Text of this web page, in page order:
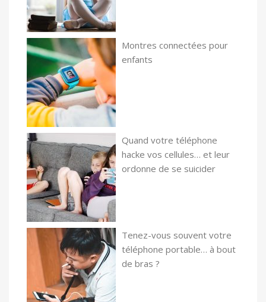
Montres connectées pour
enfants
Quand votre téléphone
hacke vos cellules… et leur
ordonne de se suicider
Tenez-vous souvent votre
téléphone portable… à bout
de bras ?